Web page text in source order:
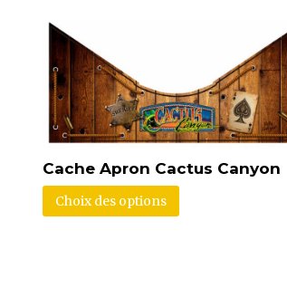
Cache Apron Cactus Canyon
Choix des options